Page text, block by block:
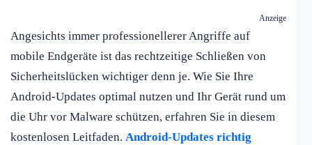
Anzeige
Angesichts immer professionellerer Angriffe auf
mobile Endgeräte ist das rechtzeitige Schließen von
Sicherheitslücken wichtiger denn je. Wie Sie Ihre
Android-Updates optimal nutzen und Ihr Gerät rund um
die Uhr vor Malware schützen, erfahren Sie in diesem
kostenlosen Leitfaden. Android-Updates richtig